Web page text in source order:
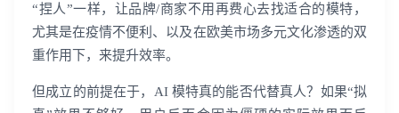
“捏人”一样，让品牌/商家不用再费心去找适合的模特，
尤其是在疫情不便利、以及在欧美市场多元文化渗透的双
重作用下，来提升效率。
但成立的前提在于，AI 模特真的能否代替真人？如果“拟